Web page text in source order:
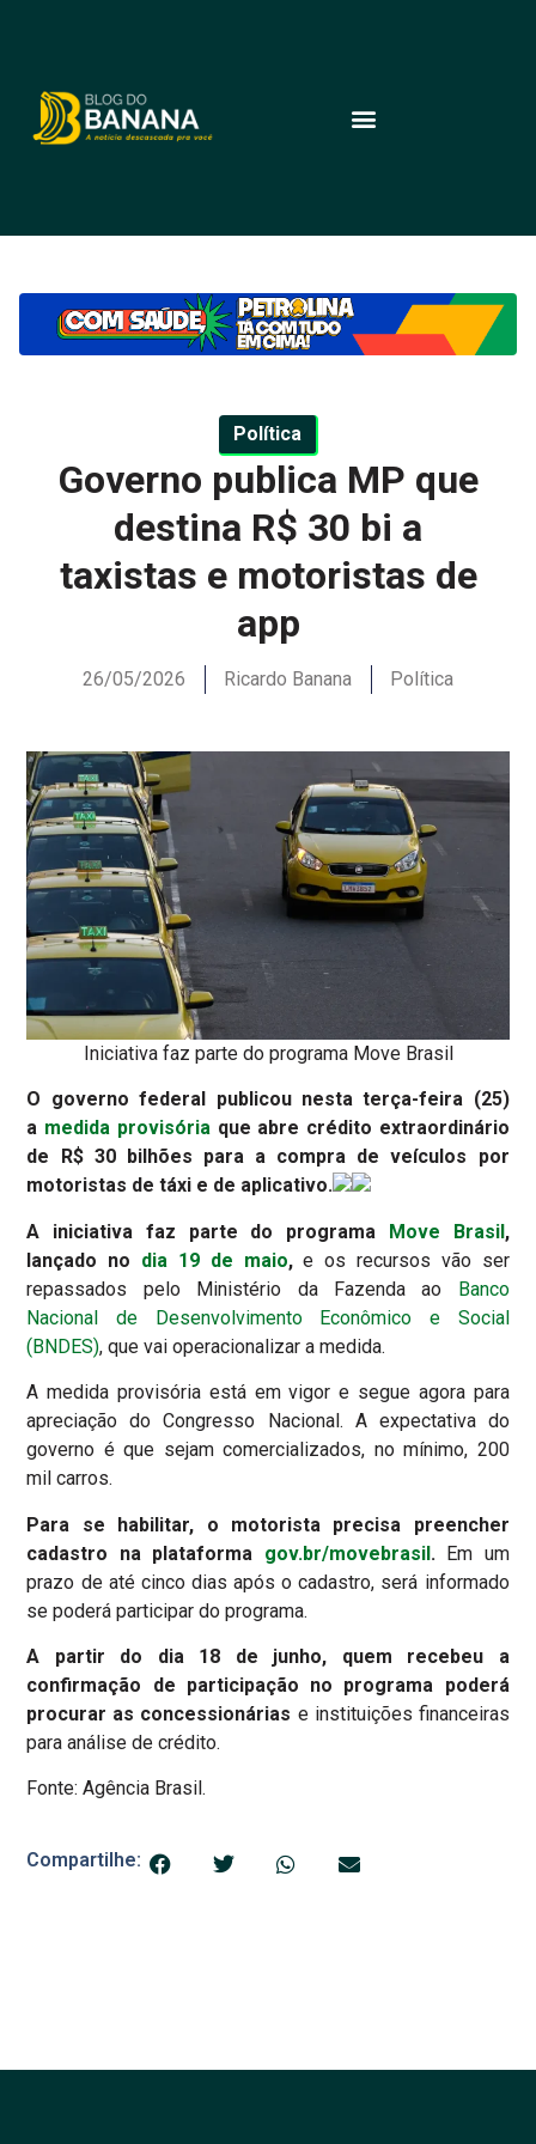
Política
Governo publica MP que
destina R$ 30 bi a
taxistas e motoristas de
app
26/05/2026 Ricardo Banana Política
Iniciativa faz parte do programa Move Brasil
O governo federal publicou nesta terça-feira (25)
a medida provisóriaque abre crédito extraordinário
de R$ 30 bilhões para a compra de veículos por
motoristas de táxi e de aplicativo.
A iniciativa faz parte do programa Move Brasil,
lançado no dia 19 de maio,e os recursos vão ser
repassados pelo Ministério da Fazenda ao Banco
Nacional de Desenvolvimento Econômico e Social
(BNDES), que vai operacionalizar a medida.
A medida provisória está em vigor e segue agora para
apreciação do Congresso Nacional. A expectativa do
governo é que sejam comercializados, no mínimo, 200
mil carros.
Para se habilitar, o motorista precisa preencher
cadastro na plataforma gov.br/movebrasil. Em um
prazo de até cinco dias após o cadastro, será informado
se poderá participar do programa.
A partir do dia 18 de junho, quem recebeu a
confirmação de participação no programa poderá
procurar as concessionárias e instituições financeiras
para análise de crédito.
Fonte: Agência Brasil.
Compartilhe: